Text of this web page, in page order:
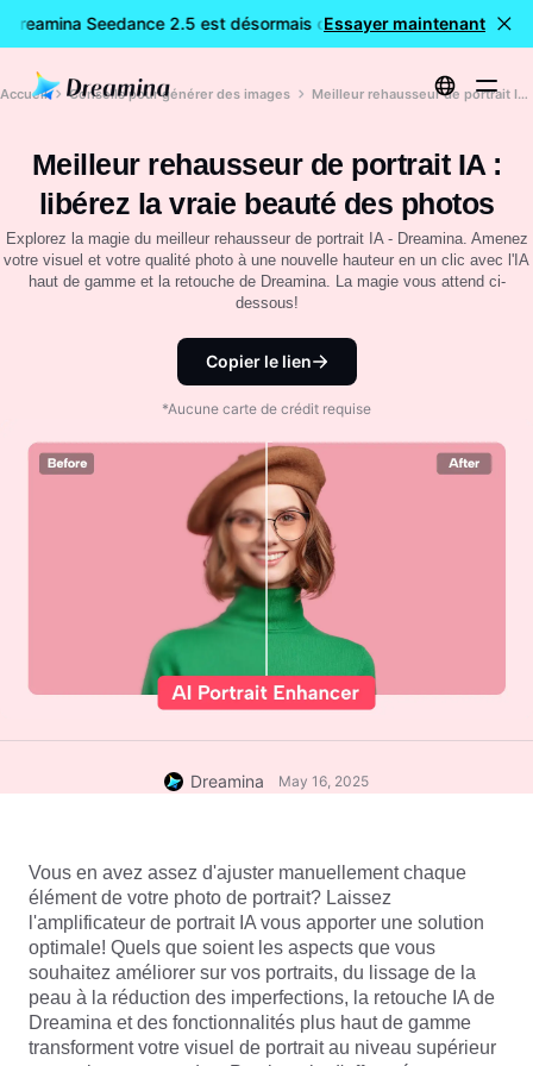
Seedance 2.5 est désormais disponible 🎉
Essayer maintenant
Accueil Conseils pour générer des images Meilleur rehausseur de portrait IA : libérez la vraie beauté des photos
Meilleur rehausseur de portrait IA :
libérez la vraie beauté des photos
Explorez la magie du meilleur rehausseur de portrait IA - Dreamina. Amenez
votre visuel et votre qualité photo à une nouvelle hauteur en un clic avec l'IA
haut de gamme et la retouche de Dreamina. La magie vous attend ci-
dessous!
Copier le lien
*Aucune carte de crédit requise
Dreamina May 16, 2025
Vous en avez assez d'ajuster manuellement chaque
élément de votre photo de portrait? Laissez
l'amplificateur de portrait IA vous apporter une solution
optimale! Quels que soient les aspects que vous
souhaitez améliorer sur vos portraits, du lissage de la
peau à la réduction des imperfections, la retouche IA de
Dreamina et des fonctionnalités plus haut de gamme
transforment votre visuel de portrait au niveau supérieur